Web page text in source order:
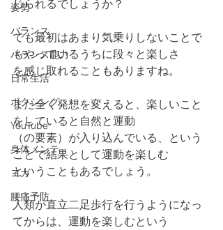
姿勢
バランス
バランス能力
日常生活
ボクシング
YouTube
身体メンテ
ヨガ
腰痛予防
じられるでしょうか？
でも最初はあまり気乗りしないことで
もやっているうちに段々と楽しさ
を感じ取れることもありますね。
また全く発想を変えると、楽しいこと
をしていると自然と運動
（の要素）が入り込んでいる、という
ことで結果として運動を楽しむ
ということもあるでしょう。
人類が直立二足歩行を行うようになっ
てからは、運動を楽しむという